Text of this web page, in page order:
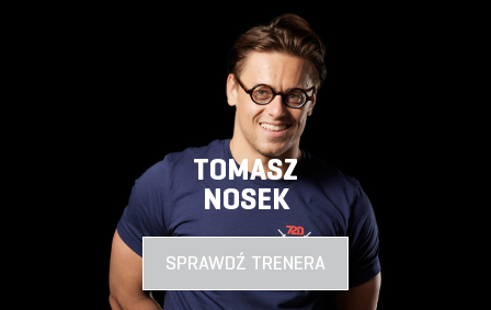
TOMASZ
NOSEK
SPRAWDŹ TRENERA